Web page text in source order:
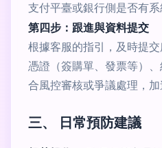
支付平臺或銀行側是否有系
第四步：跟進與資料提交
根據客服的指引，及時提
憑證（簽購單、發票等）
合風控審核或爭議處理，加
三、 日常預防建議